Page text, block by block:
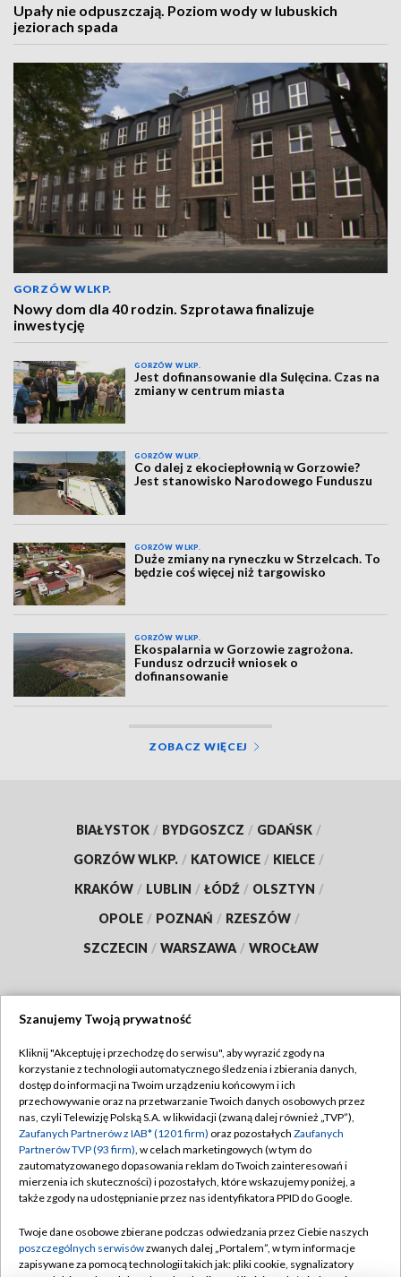
Upały nie odpuszczają. Poziom wody w lubuskich
jeziorach spada
GORZÓW WLKP.
Nowy dom dla 40 rodzin. Szprotawa finalizuje
inwestycję
GORZÓW WLKP.
Jest dofinansowanie dla Sulęcina. Czas na
zmiany w centrum miasta
GORZÓW WLKP.
Co dalej z ekociepłownią w Gorzowie?
Jest stanowisko Narodowego Funduszu
GORZÓW WLKP.
Duże zmiany na ryneczku w Strzelcach. To
będzie coś więcej niż targowisko
GORZÓW WLKP.
Ekospalarnia w Gorzowie zagrożona.
Fundusz odrzucił wniosek o
dofinansowanie
ZOBACZ WIĘCEJ
BIAŁYSTOK / BYDGOSZCZ / GDAŃSK /
GORZÓW WLKP. / KATOWICE / KIELCE /
KRAKÓW / LUBLIN / ŁÓDŹ / OLSZTYN /
OPOLE / POZNAŃ / RZESZÓW /
SZCZECIN / WARSZAWA / WROCŁAW
TVP
Abonament TVP
Emisja w TVP
Centrum informacji TVP
Naziemna Telewizja Cyfrowa
Rada Programowa
Regulamin TVP
Polityka prywatności
Moje zgody
Pomoc
Kontakt
Szanujemy Twoją prywatność
Kliknij "Akceptuję i przechodzę do serwisu", aby wyrazić zgody na
korzystanie z technologii automatycznego śledzenia i zbierania danych,
dostęp do informacji na Twoim urządzeniu końcowym i ich
przechowywanie oraz na przetwarzanie Twoich danych osobowych przez
nas, czyli Telewizję Polską S.A. w likwidacji (zwaną dalej również „TVP”),
Zaufanych Partnerów z IAB* (1201 firm) oraz pozostałych Zaufanych
Partnerów TVP (93 firm), w celach marketingowych (w tym do
zautomatyzowanego dopasowania reklam do Twoich zainteresowań i
mierzenia ich skuteczności) i pozostałych, które wskazujemy poniżej, a
także zgody na udostępnianie przez nas identyfikatora PPID do Google.
Twoje dane osobowe zbierane podczas odwiedzania przez Ciebie naszych
poszczególnych serwisówzwanych dalej „Portalem”, w tym informacje
zapisywane za pomocą technologii takich jak: pliki cookie, sygnalizatory